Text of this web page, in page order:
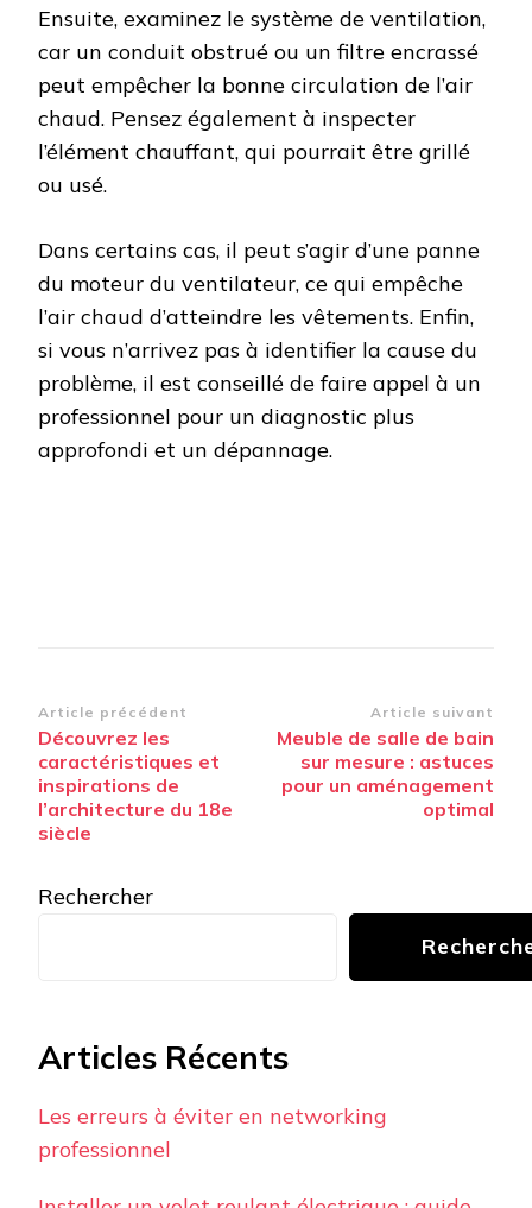
Ensuite, examinez le système de ventilation,
car un conduit obstrué ou un filtre encrassé
peut empêcher la bonne circulation de l’air
chaud. Pensez également à inspecter
l’élément chauffant, qui pourrait être grillé
ou usé.
Dans certains cas, il peut s’agir d’une panne
du moteur du ventilateur, ce qui empêche
l’air chaud d’atteindre les vêtements. Enfin,
si vous n’arrivez pas à identifier la cause du
problème, il est conseillé de faire appel à un
professionnel pour un diagnostic plus
approfondi et un dépannage.
Navigation
d’article
Article précédent
Découvrez les
caractéristiques et
inspirations de
l’architecture du 18e
siècle
Article suivant
Meuble de salle de bain
sur mesure : astuces
pour un aménagement
optimal
Rechercher
Articles Récents
Les erreurs à éviter en networking
professionnel